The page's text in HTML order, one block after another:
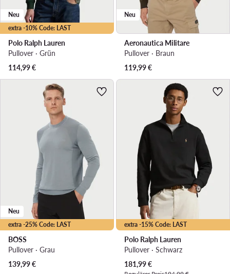
extra -10% Code: LAST
Neu
Polo Ralph Lauren
Pullover · Grün
114,99€
Neu
Aeronautica Militare
Pullover · Braun
119,99€
extra -25% Code: LAST
Neu
BOSS
Pullover · Grau
139,99€
extra -15% Code: LAST
Polo Ralph Lauren
Pullover · Schwarz
Aktueller Preis
181,99€